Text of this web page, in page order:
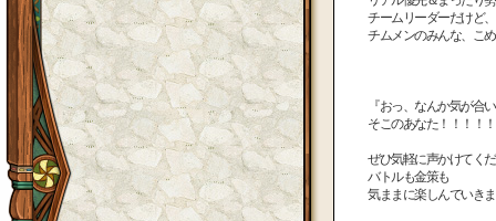
チームリーダーだけど
チムメンのみんな、こめ
『おっ、なんか気が合
そこのあなた！！！！
ぜひ気軽に声かけてく
バトルも金策も
気ままに楽しんでいき